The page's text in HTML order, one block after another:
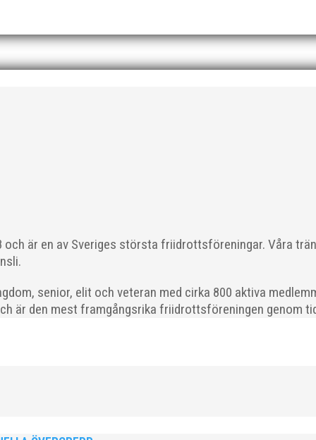
är en av Sveriges största friidrottsföreningar. Våra
senior, elit och veteran med cirka 800 aktiva
är den mest framgångsrika friidrottsföreningen genom
MAI RUNNERS som sprang det mysiga Sylvesterloppet på
med tidtagning på de fem främsta i varje...
relationsbyggande och affärsinriktad...
80- och 90-talet, då jag själv var aktiv, var han för mig en
vän, Bengt Bendéus,...